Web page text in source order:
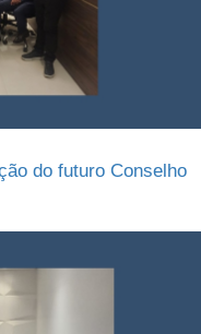
do futuro Conselho